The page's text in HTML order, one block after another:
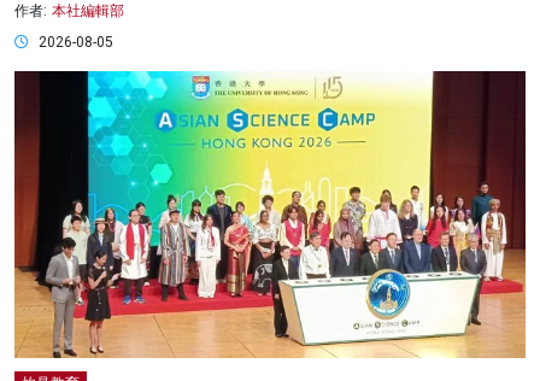
作者: 本社編輯部
2026-08-05